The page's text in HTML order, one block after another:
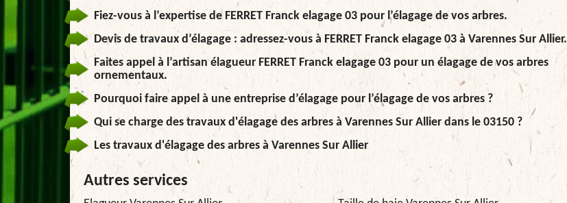
Fiez-vous à l’expertise de FERRET Franck elagage 03 pour l’élagage de vos arbres.
Devis de travaux d’élagage : adressez-vous à FERRET Franck elagage 03 à Varennes Sur Allier.
Faites appel à l’artisan élagueur FERRET Franck elagage 03 pour un élagage de vos arbres
ornementaux.
Pourquoi faire appel à une entreprise d’élagage pour l’élagage de vos arbres ?
Qui se charge des travaux d'élagage des arbres à Varennes Sur Allier dans le 03150 ?
Les travaux d'élagage des arbres à Varennes Sur Allier
Autres services